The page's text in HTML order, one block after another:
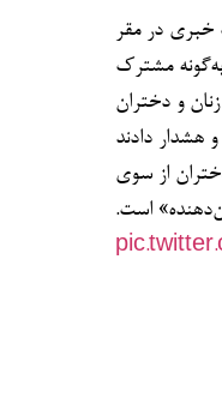
در مقر
مشترک
و دختران
و هشدار دادند
از سوی
است.